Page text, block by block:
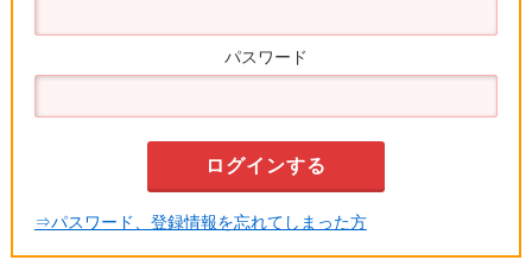
パスワード
⇒パスワード、登録情報を忘れてしまった方